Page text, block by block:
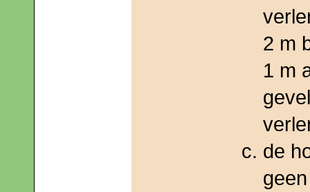
2 m
1 m
de